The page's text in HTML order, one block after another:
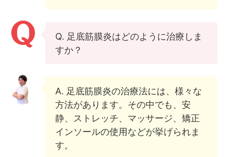
Q. 足底筋膜炎はどのように治療しま
すか？
A. 足底筋膜炎の治療法には、様々な
方法があります。その中でも、安
静、ストレッチ、マッサージ、矯正
インソールの使用などが挙げられま
す。